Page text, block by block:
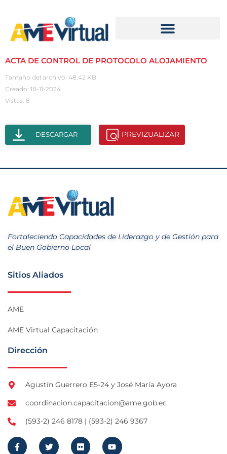
ACTA DE CONTROL DE PROTOCOLO ALOJAMIENTO
Tamaño del archivo: 48.42 KB
Creado: 18-11-2024
Vistas: 8
DESCARGAR PREVIZUALIZAR
Fortaleciendo Capacidades de Liderazgo y de Gestión para
el Buen Gobierno Local
Sitios Aliados
AME
AME Virtual Capacitación
Dirección
Agustín Guerrero E5-24 y José María Ayora
coordinacion.capacitacion@ame.gob.ec
(593-2) 246 8178 | (593-2) 246 9367